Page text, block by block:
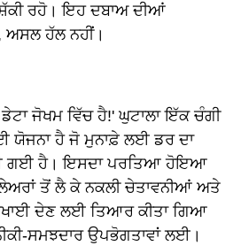
ਰਹੋ। ਇਹ ਦਬਾਅ ਦੀਆਂ
ਅਸਲ ਹੱਲ ਨਹੀਂ।
ਡੇਟਾ ਜੋਖਮ ਵਿੱਚ ਹੈ!' ਘੁਟਾਲਾ ਇੱਕ ਚੰਗੀ
ਯੋਜਨਾ ਹੈ ਜੋ ਮੁਨਾਫ਼ੇ ਲਈ ਡਰ ਦਾ
ਗਈ ਹੈ। ਇਸਦਾ ਪਰਤਿਆ ਹੋਇਆ
ਤੋਂ ਲੈ ਕੇ ਨਕਲੀ ਚੇਤਾਵਨੀਆਂ ਅਤੇ
ਦੇਣ ਲਈ ਤਿਆਰ ਕੀਤਾ ਗਿਆ
ਸਮਝਦਾਰ ਉਪਭੋਗਤਾਵਾਂ ਲਈ।